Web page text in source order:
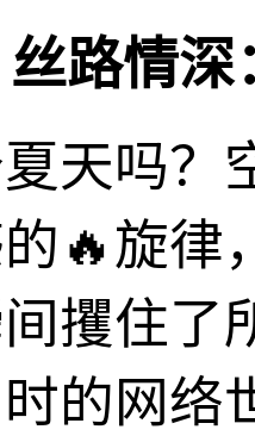
路情
天吗？
🔥旋律
攫住了
的网络